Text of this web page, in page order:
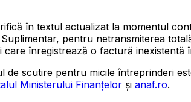
în textul actualizat la momentul
pentru netransmiterea
înregistrează o factură inexistentă
scutire pentru micile întreprinderi
Ministerului Finanțelor și anaf.ro.